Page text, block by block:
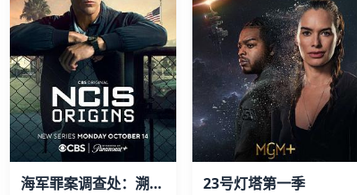
海军罪案调查处：溯源第二季 23号灯塔第一季